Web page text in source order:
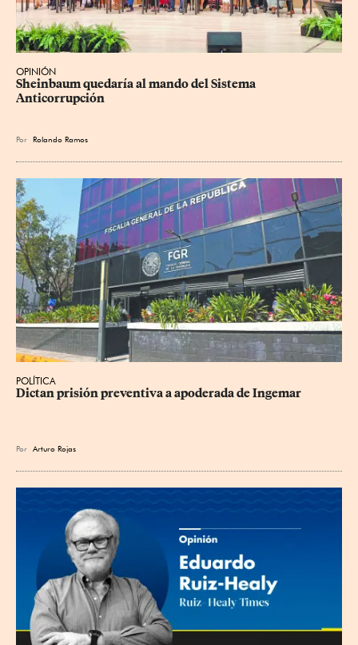
OPINIÓN
Sheinbaum quedaría al mando del Sistema
Anticorrupción
Por Rolando Ramos
POLÍTICA
Dictan prisión preventiva a apoderada de Ingemar
Por Arturo Rojas